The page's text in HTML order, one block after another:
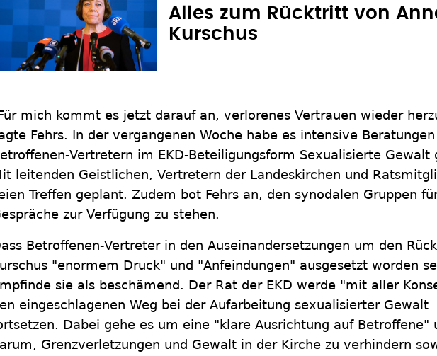
Alles zum Rücktritt von
Kurschus
mich kommt es jetzt darauf an, verlorenes Vertrauen wieder
Fehrs. In der vergangenen Woche habe es intensive
Vertretern im EKD-Beteiligungsform Sexualisierte Gewalt
leitenden Geistlichen, Vertretern der Landeskirchen und
Treffen geplant. Zudem bot Fehrs an, den synodalen Gruppen
zur Verfügung zu stehen.
Betroffenen-Vertreter in den Auseinandersetzungen um den
"enormem Druck" und "Anfeindungen" ausgesetzt worden
sie als beschämend. Der Rat der EKD werde "mit aller
eingeschlagenen Weg bei der Aufarbeitung sexualisierter Gewalt
Dabei gehe es um eine "klare Ausrichtung auf Betroffene"
Grenzverletzungen und Gewalt in der Kirche zu verhindern